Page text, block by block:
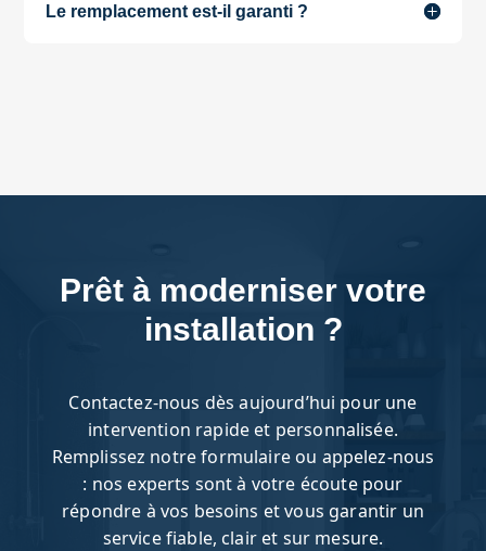
Le remplacement est-il garanti ?
Prêt à moderniser votre
installation ?
Contactez-nous dès aujourd’hui pour une
intervention rapide et personnalisée.
Remplissez notre formulaire ou appelez-nous
: nos experts sont à votre écoute pour
répondre à vos besoins et vous garantir un
service fiable, clair et sur mesure.